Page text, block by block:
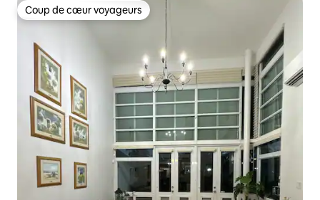
Coup de cœur voyageurs
Coup de cœur voyageurs